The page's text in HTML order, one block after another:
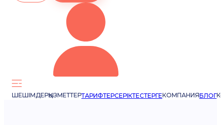
ШЕШІМДЕРҚЫЗМЕТТЕРТАРИФТЕРСЕРІКТЕСТЕРГЕКОМПАНИЯБЛОГ